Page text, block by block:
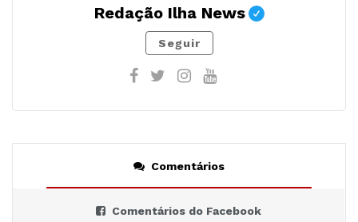
Redação Ilha News
Seguir
Comentários
Comentários do Facebook